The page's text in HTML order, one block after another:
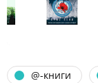
@-книги